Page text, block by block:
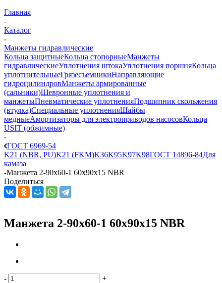
Главная
-
Каталог
-
Манжеты гидравлические
Кольца защитныеКольца стопорныеМанжеты
гидравлическиеУплотнения штокаУплотнения поршняКольца
уплотнительныеГрязесъемникиНаправляющие
гидроцилиндровМанжеты армированные
(сальники)Шевронные уплотнения и
манжетыПневматические уплотненияПодшипник скольжения
(втулка)Специальные уплотненияШайбы
медныеАмортизаторы для электроприводов насосовКольца
USIT (обжимные)
-
ГОСТ 6969-54
K21 (NBR, PU)K21 (FKM)K36K95K97K98ГОСТ 14896-84Для
камаза
-Манжета 2-90х60-1 60x90x15 NBR
Поделиться
Манжета 2-90х60-1 60x90x15 NBR
-
+